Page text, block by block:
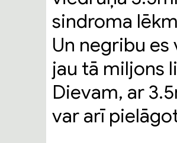
sindroma
Un negribu
jau tā miljons
Dievam, ar
var arī